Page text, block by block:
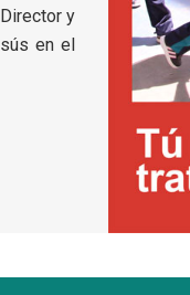
y
en el